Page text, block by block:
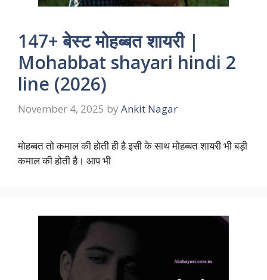
147+ बेस्ट मोहब्बत शायरी |
Mohabbat shayari hindi 2
line (2026)
November 4, 2025 by Ankit Nagar
मोहब्बत तो कमाल की होती ही है इसी के साथ मोहब्बत शायरी भी बड़ी
कमाल की होती है। आप भी